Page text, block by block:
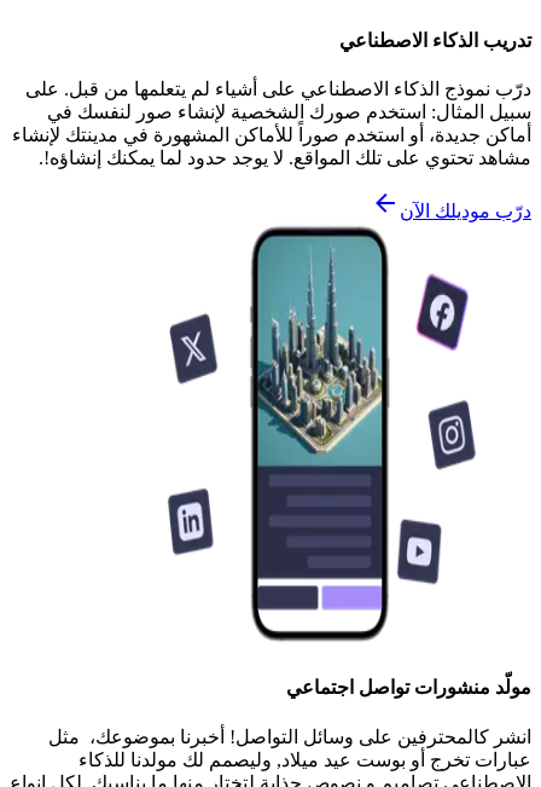
تدريب الذكاء الاصطناعي
درّب نموذج الذكاء الاصطناعي على أشياء لم يتعلمها من قبل. على
سبيل المثال: استخدم صورك الشخصية لإنشاء صور لنفسك في
أماكن جديدة، أو استخدم صوراً للأماكن المشهورة في مدينتك لإنشاء
مشاهد تحتوي على تلك المواقع. لا يوجد حدود لما يمكنك إنشاؤه!.
درّب موديلك الآن
مولّد منشورات تواصل اجتماعي
انشر كالمحترفين على وسائل التواصل! أخبرنا بموضوعك، مثل
عبارات تخرج أو بوست عيد ميلاد, وليصمم لك مولدنا للذكاء
الاصطناعي تصاميم و نصوص جذابة لتختار منها ما يناسبك. لكل انواع